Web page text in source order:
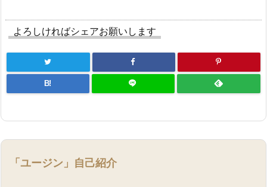
よろしければシェアお願いします
B!
「ユージン」自己紹介